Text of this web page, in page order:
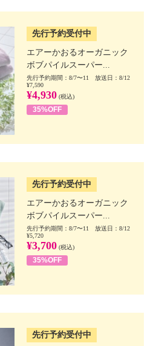
先行予約受付中
エアーかおるオーガニック
ボブパイルスーパー...
先行予約期間：8/7〜11 放送日：8/12
¥7,590
¥4,930 (税込)
35%OFF
先行予約受付中
エアーかおるオーガニック
ボブパイルスーパー...
先行予約期間：8/7〜11 放送日：8/12
¥5,720
¥3,700 (税込)
35%OFF
先行予約受付中